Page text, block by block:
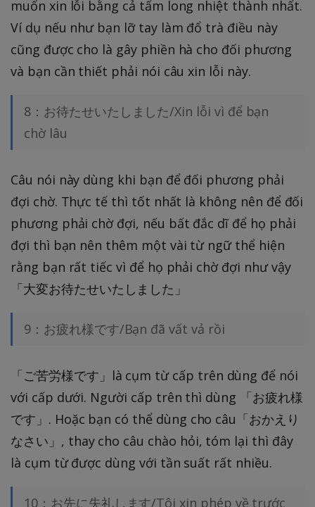
muốn xin lỗi bằng cả tấm long nhiệt thành nhất.
Ví dụ nếu như bạn lỡ tay làm đổ trà điều này
cũng được cho là gây phiền hà cho đối phương
và bạn cần thiết phải nói câu xin lỗi này.
8：お待たせいたしました/Xin lỗi vì để bạn
chờ lâu
Câu nói này dùng khi bạn để đối phương phải
đợi chờ. Thực tế thì tốt nhất là không nên để đối
phương phải chờ đợi, nếu bất đắc dĩ để họ phải
đợi thì bạn nên thêm một vài từ ngữ thể hiện
rằng bạn rất tiếc vì để họ phải chờ đợi như vậy
「大変お待たせいたしました」
9：お疲れ様です/Bạn đã vất vả rồi
「ご苦労様です」là cụm từ cấp trên dùng để nói
với cấp dưới. Người cấp trên thì dùng 「お疲れ様
です」. Hoặc bạn có thể dùng cho câu「おかえり
なさい」, thay cho câu chào hỏi, tóm lại thì đây
là cụm từ được dùng với tần suất rất nhiều.
10：お先に失礼します/Tôi xin phép về trước